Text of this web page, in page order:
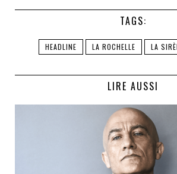
TAGS:
HEADLINE LA ROCHELLE LA
LIRE AUSSI